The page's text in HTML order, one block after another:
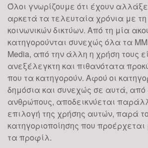
Όλοι γνωρίζουμε ότι έχουν
αρκετά τα τελευταία χρόνια με
κοινωνικών δικτύων. Από τη μία
κατηγορούνται συνεχώς όλα τα
Media, από την άλλη η χρήση τους
ανεξέλεγκτη και πιθανότατα
που τα κατηγορούν. Αφού οι
δημόσια και συνεχώς σε αυτά, από
ανθρώπους, αποδεικνύεται
επιλογή της χρήσης αυτών, παρά
κατηγοριοποίησης που
τα προφίλ.